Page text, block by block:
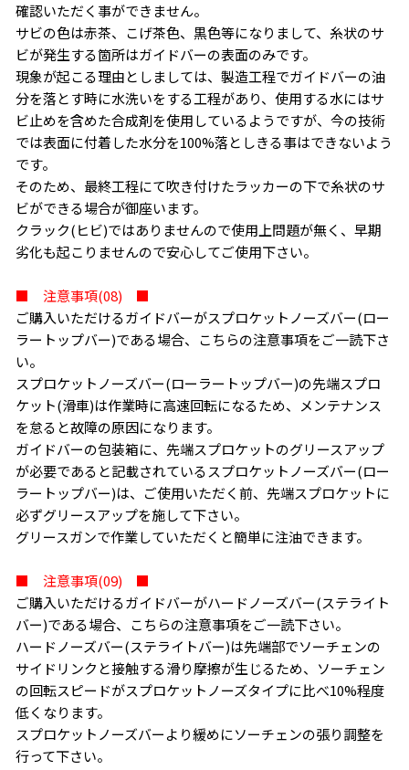
確認いただく事ができません。
サビの色は赤茶、こげ茶色、黒色等になりまして、糸状のサ
ビが発生する箇所はガイドバーの表面のみです。
現象が起こる理由としましては、製造工程でガイドバーの油
分を落とす時に水洗いをする工程があり、使用する水にはサ
ビ止めを含めた合成剤を使用しているようですが、今の技術
では表面に付着した水分を100%落としきる事はできないよう
です。
そのため、最終工程にて吹き付けたラッカーの下で糸状のサ
ビができる場合が御座います。
クラック(ヒビ)ではありませんので使用上問題が無く、早期
劣化も起こりませんので安心してご使用下さい。
■ 注意事項(08) ■
ご購入いただけるガイドバーがスプロケットノーズバー(ロー
ラートップバー)である場合、こちらの注意事項をご一読下さ
い。
スプロケットノーズバー(ローラートップバー)の先端スプロ
ケット(滑車)は作業時に高速回転になるため、メンテナンス
を怠ると故障の原因になります。
ガイドバーの包装箱に、先端スプロケットのグリースアップ
が必要であると記載されているスプロケットノーズバー(ロー
ラートップバー)は、ご使用いただく前、先端スプロケットに
必ずグリースアップを施して下さい。
グリースガンで作業していただくと簡単に注油できます。
■ 注意事項(09) ■
ご購入いただけるガイドバーがハードノーズバー(ステライト
バー)である場合、こちらの注意事項をご一読下さい。
ハードノーズバー(ステライトバー)は先端部でソーチェンの
サイドリンクと接触する滑り摩擦が生じるため、ソーチェン
の回転スピードがスプロケットノーズタイプに比べ10%程度
低くなります。
スプロケットノーズバーより緩めにソーチェンの張り調整を
行って下さい。